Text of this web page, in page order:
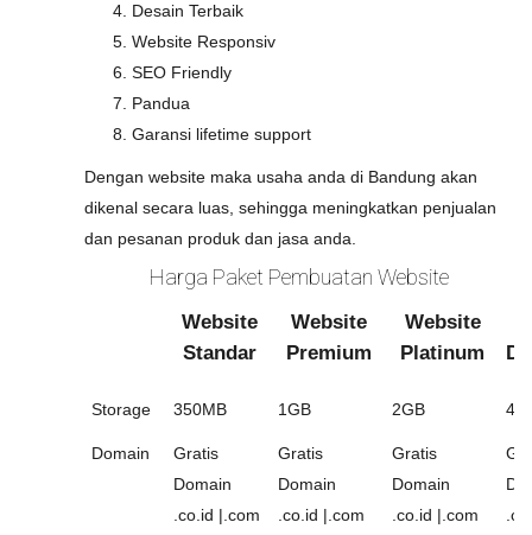
Desain Terbaik
Website Responsiv
SEO Friendly
Pandua
Garansi lifetime support
Dengan website maka usaha anda di Bandung akan
dikenal secara luas, sehingga meningkatkan penjualan
dan pesanan produk dan jasa anda.
Harga Paket Pembuatan Website
Website
Standar
Website
Premium
Website
Platinum
Storage 350MB 1GB 2GB
Domain
Gratis
Domain
.co.id |.com
Gratis
Domain
.co.id |.com
Gratis
Domain
.co.id |.com